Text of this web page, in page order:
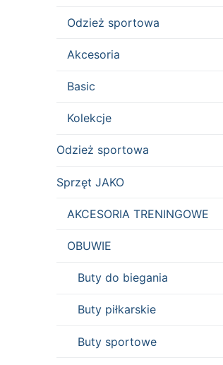
Odzież sportowa
Akcesoria
Basic
Kolekcje
Odzież sportowa
Sprzęt JAKO
AKCESORIA TRENINGOWE
OBUWIE
Buty do biegania
Buty piłkarskie
Buty sportowe